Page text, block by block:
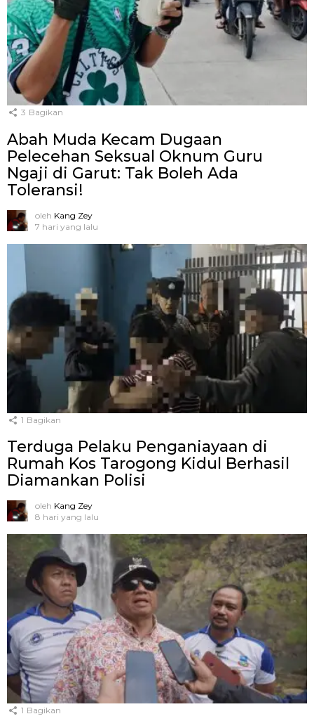
3 Bagikan
Abah Muda Kecam Dugaan
Pelecehan Seksual Oknum Guru
Ngaji di Garut: Tak Boleh Ada
Toleransi!
oleh Kang Zey
7 hari yang lalu
1 Bagikan
Terduga Pelaku Penganiayaan di
Rumah Kos Tarogong Kidul Berhasil
Diamankan Polisi
oleh Kang Zey
8 hari yang lalu
1 Bagikan